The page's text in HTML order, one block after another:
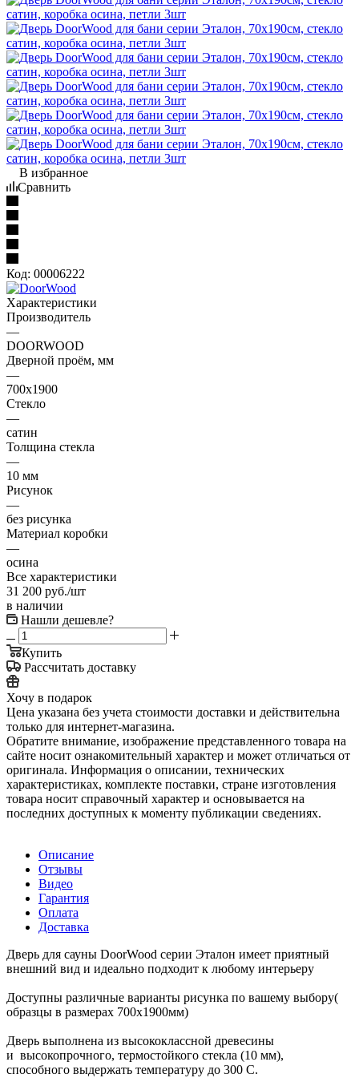
В избранное
Сравнить
Код: 00006222
Характеристики
Производитель
—
DOORWOOD
Дверной проём, мм
—
700х1900
Стекло
—
сатин
Толщина стекла
—
10 мм
Рисунок
—
без рисунка
Материал коробки
—
осина
Все характеристики
31 200 руб./шт
в наличии
Нашли дешевле?
Купить
Рассчитать доставку
Хочу в подарок
Цена указана без учета стоимости доставки и действительна
только для интернет-магазина.
Обратите внимание, изображение представленного товара на
сайте носит ознакомительный характер и может отличаться от
оригинала. Информация о описании, технических
характеристиках, комплекте поставки, стране изготовления
товара носит справочный характер и основывается на
последних доступных к моменту публикации сведениях.
Описание
Отзывы
Видео
Гарантия
Оплата
Доставка
Дверь для сауны DoorWood серии Эталон имеет приятный
внешний вид и идеально подходит к любому интерьеру
Доступны различные варианты рисунка по вашему выбору(
образцы в размерах 700х1900мм)
Дверь выполнена из высококлассной древесины
и высокопрочного, термостойкого стекла (10 мм),
способного выдержать температуру до 300 С.